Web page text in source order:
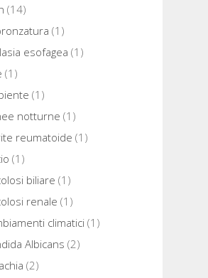
(14)
(1)
esofagea (1)
(1)
(1)
notturne (1)
reumatoide (1)
(1)
biliare (1)
renale (1)
climatici (1)
Albicans (2)
(2)